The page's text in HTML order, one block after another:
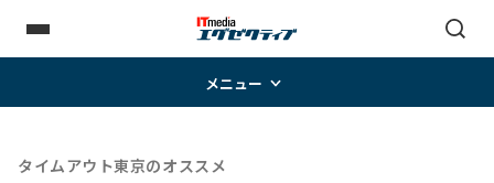
メニュー
タイムアウト東京のオススメ